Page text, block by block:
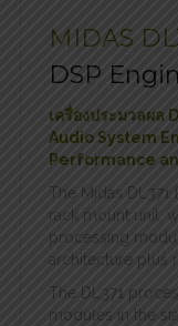
MIDAS
DSP
เครื่องประมวลผล
Audio System
Performance
The Midas DL371
rack mount unit,
processing
architecture plus
The DL371
modules in the